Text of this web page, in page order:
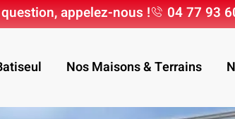
appelez-nous ! 04 77 93
Nos Maisons & Terrains